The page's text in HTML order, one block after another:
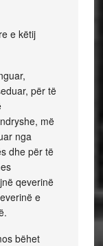
e këtij
për të
më
nga
dhe për të
qeverinë
e
bëhet